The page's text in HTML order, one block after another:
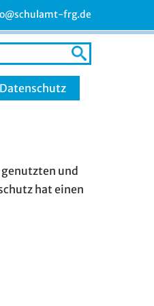
frg.de
Datenschutz
und
hat einen